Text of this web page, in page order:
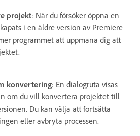
projekt: När du försöker öppna en
i en äldre version av Premiere
programmet att uppmana dig att
konvertering: En dialogruta visas
om du vill konvertera projektet till
Du kan välja att fortsätta
eller avbryta processen.